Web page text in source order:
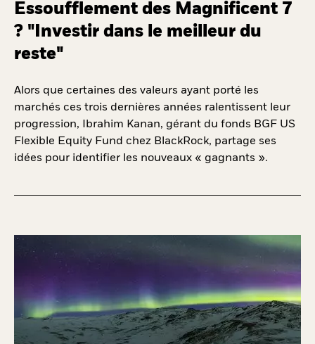
Essoufflement des Magnificent 7
? "Investir dans le meilleur du
reste"
Alors que certaines des valeurs ayant porté les
marchés ces trois dernières années ralentissent leur
progression, Ibrahim Kanan, gérant du fonds BGF US
Flexible Equity Fund chez BlackRock, partage ses
idées pour identifier les nouveaux « gagnants ».